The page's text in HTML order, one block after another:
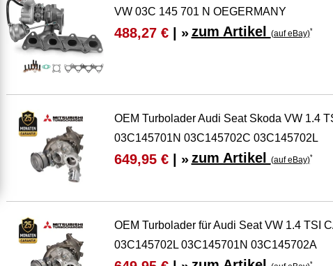
VW 03C 145 701 N OEGERMANY
488,27 €| » zum Artikel (auf eBay)*
OEM Turbolader Audi Seat Skoda VW 1.4
03C145701N 03C145702C 03C145702L
649,95 €| » zum Artikel (auf eBay)*
OEM Turbolader für Audi Seat VW 1.4 TSI
03C145702L 03C145701N 03C145702A
*